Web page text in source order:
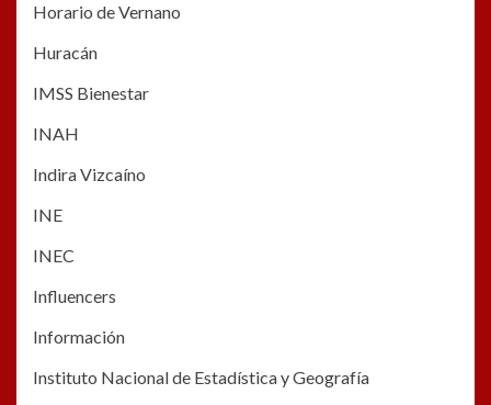
Horario de Vernano
Huracán
IMSS Bienestar
INAH
Indira Vizcaíno
INE
INEC
Influencers
Información
Instituto Nacional de Estadística y Geografía